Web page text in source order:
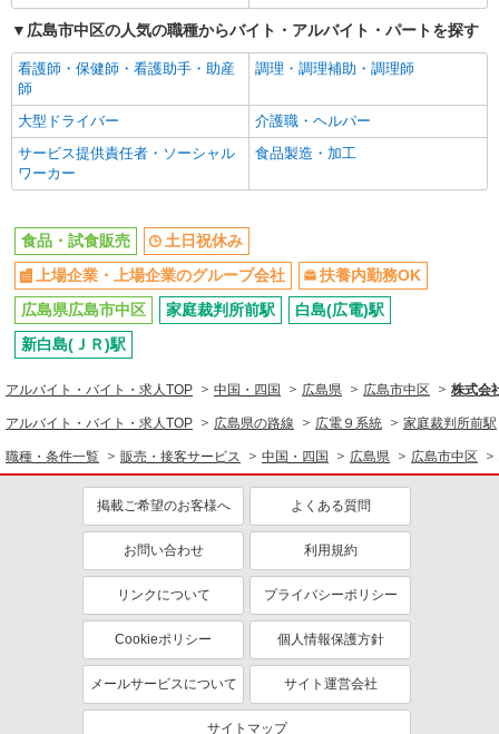
広島市中区の人気の職種からバイト・アルバイト・パートを探す
看護師・保健師・看護助手・助産
師
調理・調理補助・調理師
大型ドライバー
介護職・ヘルパー
サービス提供責任者・ソーシャル
ワーカー
食品製造・加工
食品・試食販売
土日祝休み
上場企業・上場企業のグループ会社
扶養内勤務OK
広島県広島市中区
家庭裁判所前駅
白島(広電)駅
新白島(ＪＲ)駅
アルバイト・バイト・求人TOP 中国・四国 広島県 広島市中区 株式会
アルバイト・バイト・求人TOP 広島県の路線 広電９系統 家庭裁判所前駅
職種・条件一覧 販売・接客サービス 中国・四国 広島県 広島市中区
掲載ご希望のお客様へ よくある質問
お問い合わせ 利用規約
リンクについて プライバシーポリシー
Cookieポリシー 個人情報保護方針
メールサービスについて サイト運営会社
サイトマップ